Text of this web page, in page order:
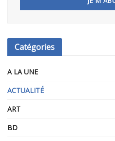
Catégories
A LA UNE
ACTUALITÉ
ART
BD